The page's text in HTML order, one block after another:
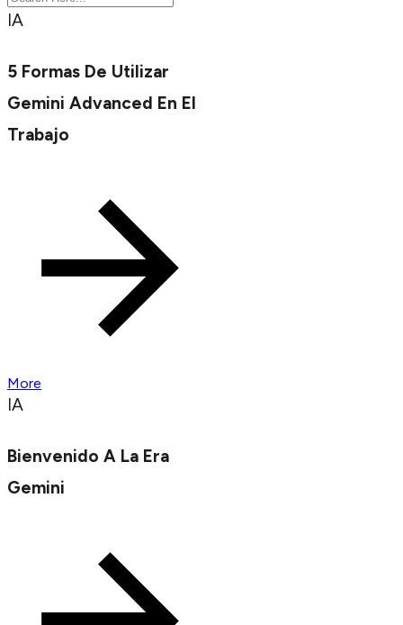
IA
5 Formas De Utilizar
Gemini Advanced En El
Trabajo
More
IA
Bienvenido A La Era
Gemini